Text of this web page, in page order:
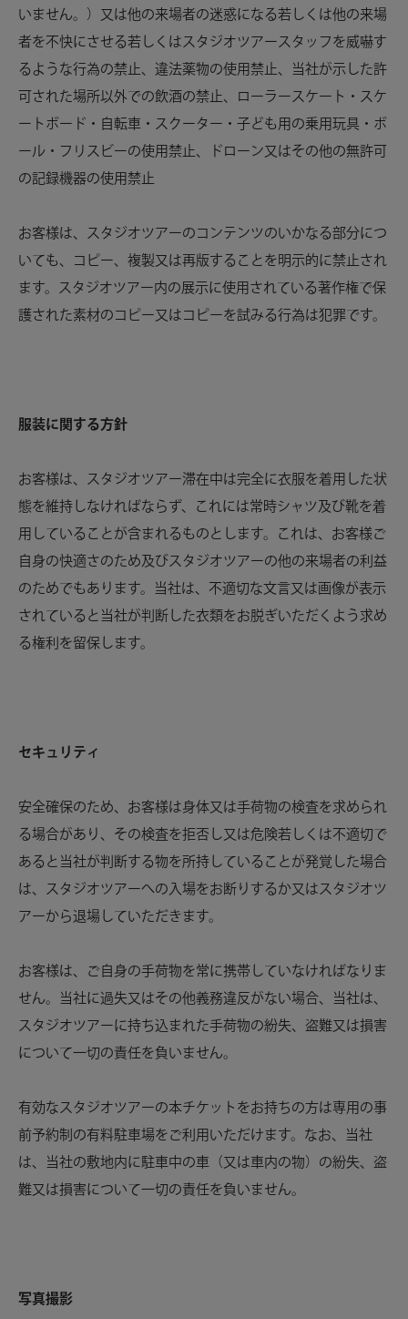
いません。）又は他の来場者の迷惑になる若しくは他の来場
者を不快にさせる若しくはスタジオツアースタッフを威嚇す
るような行為の禁止、違法薬物の使用禁止、当社が示した許
可された場所以外での飲酒の禁止、ローラースケート・スケ
ートボード・自転車・スクーター・子ども用の乗用玩具・ボ
ール・フリスビーの使用禁止、ドローン又はその他の無許可
の記録機器の使用禁止
お客様は、スタジオツアーのコンテンツのいかなる部分につ
いても、コピー、複製又は再版することを明示的に禁止され
ます。スタジオツアー内の展示に使用されている著作権で保
護された素材のコピー又はコピーを試みる行為は犯罪です。
服装に関する方針
お客様は、スタジオツアー滞在中は完全に衣服を着用した状
態を維持しなければならず、これには常時シャツ及び靴を着
用していることが含まれるものとします。これは、お客様ご
自身の快適さのため及びスタジオツアーの他の来場者の利益
のためでもあります。当社は、不適切な文言又は画像が表示
されていると当社が判断した衣類をお脱ぎいただくよう求め
る権利を留保します。
セキュリティ
安全確保のため、お客様は身体又は手荷物の検査を求められ
る場合があり、その検査を拒否し又は危険若しくは不適切で
あると当社が判断する物を所持していることが発覚した場合
は、スタジオツアーへの入場をお断りするか又はスタジオツ
アーから退場していただきます。
お客様は、ご自身の手荷物を常に携帯していなければなりま
せん。当社に過失又はその他義務違反がない場合、当社は、
スタジオツアーに持ち込まれた手荷物の紛失、盗難又は損害
について一切の責任を負いません。
有効なスタジオツアーの本チケットをお持ちの方は専用の事
前予約制の有料駐車場をご利用いただけます。なお、当社
は、当社の敷地内に駐車中の車（又は車内の物）の紛失、盗
難又は損害について一切の責任を負いません。
写真撮影